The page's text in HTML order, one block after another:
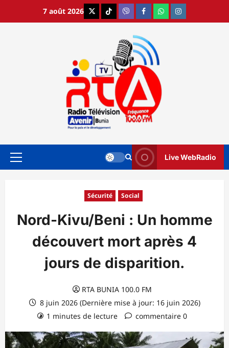
7 août 2026 X TikTokViber FacebookWhatsAppInstagram
Menu
Live WebRadio
Sécurité Social
Nord-Kivu/Beni : Un homme
découvert mort après 4
jours de disparition.
RTA BUNIA 100.0 FM
8 juin 2026 (Dernière mise à jour: 16 juin 2026)
1 minutes de lecture
commentaire 0